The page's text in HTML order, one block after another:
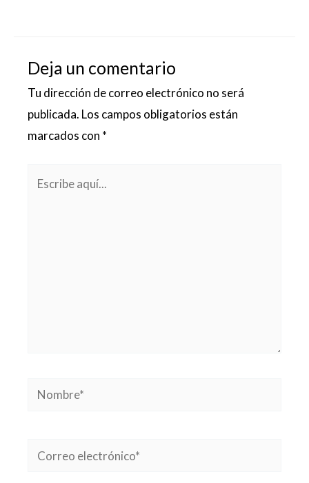
Deja un comentario
Tu dirección de correo electrónico no será
publicada. Los campos obligatorios están
marcados con *
Nombre*
Correo